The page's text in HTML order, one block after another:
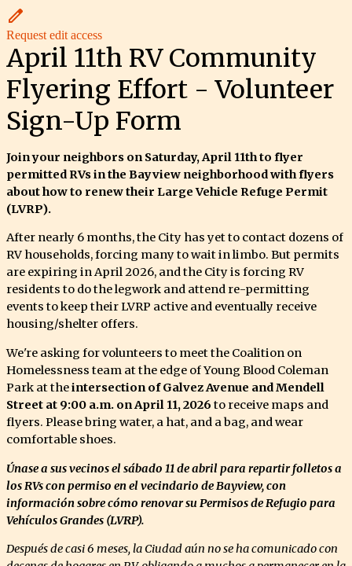
Request edit access
April 11th RV Community
Flyering Effort - Volunteer
Sign-Up Form
Join your neighbors on Saturday, April 11th to flyer
permitted RVs in the Bayview neighborhood with flyers
about how to renew their Large Vehicle Refuge Permit
(LVRP).
After nearly 6 months, the City has yet to contact dozens of
RV households, forcing many to wait in limbo. But permits
are expiring in April 2026, and the City is forcing RV
residents to do the legwork and attend re-permitting
events to keep their LVRP active and eventually receive
housing/shelter offers.
We're asking for volunteers to meet the Coalition on
Homelessness team at the edge of Young Blood Coleman
Park at theintersection of Galvez Avenue and Mendell
Street at 9:00 a.m. on April 11, 2026 to receive maps and
flyers. Please bring water, a hat, and a bag, and wear
comfortable shoes.
Únase a sus vecinos el sábado 11 de abril para repartir folletos a
los RVs con permiso en el vecindario de Bayview, con
información sobre cómo renovar su Permisos de Refugio para
Vehículos Grandes (LVRP).
Después de casi 6 meses, la Ciudad aún no se ha comunicado con